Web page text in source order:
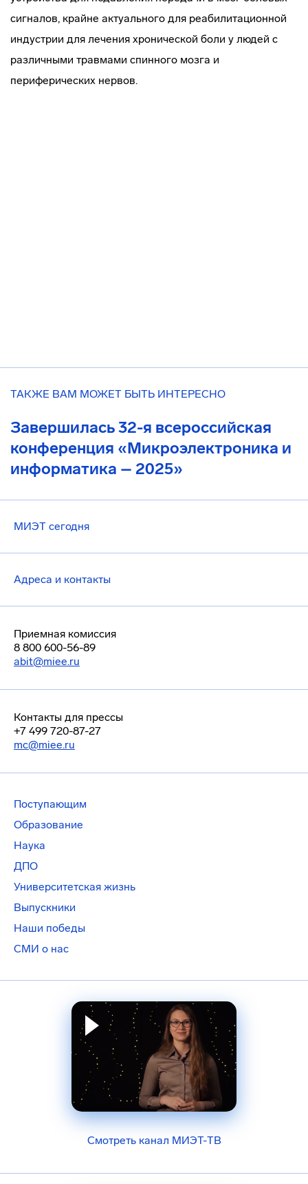
сигналов, крайне актуального для реабилитационной
индустрии для лечения хронической боли у людей с
различными травмами спинного мозга и
периферических нервов.
ТАКЖЕ ВАМ МОЖЕТ БЫТЬ ИНТЕРЕСНО
Завершилась 32-я всероссийская
конференция «Микроэлектроника и
информатика – 2025»
МИЭТ сегодня
Адреса и контакты
Приемная комиссия
8 800 600-56-89
abit@miee.ru
Контакты для прессы
+7 499 720-87-27
mc@miee.ru
Поступающим
Образование
Наука
ДПО
Университетская жизнь
Выпускники
Наши победы
СМИ о нас
Смотреть канал МИЭТ-ТВ